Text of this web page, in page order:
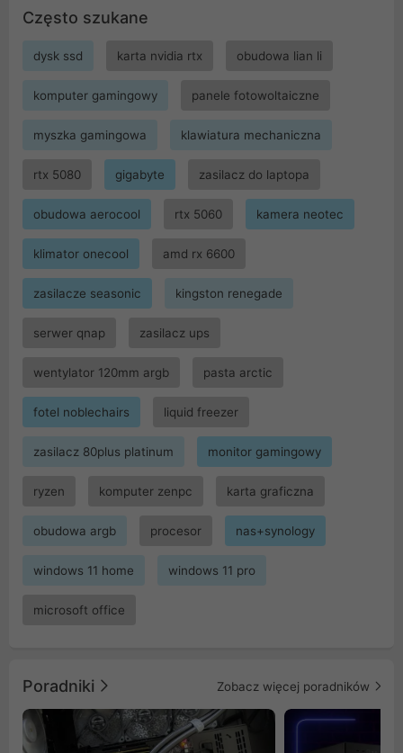
Często szukane
dysk ssd karta nvidia rtx obudowa lian li
komputer gamingowy panele fotowoltaiczne
myszka gamingowa klawiatura mechaniczna
rtx 5080 gigabyte zasilacz do laptopa
obudowa aerocool rtx 5060 kamera neotec
klimator onecool amd rx 6600
zasilacze seasonic kingston renegade
serwer qnap zasilacz ups
wentylator 120mm argb pasta arctic
fotel noblechairs liquid freezer
zasilacz 80plus platinum monitor gamingowy
ryzen komputer zenpc karta graficzna
obudowa argb procesor nas+synology
windows 11 home windows 11 pro
microsoft office
Poradniki Zobacz więcej poradników